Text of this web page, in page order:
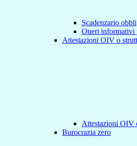
Scadenzario
Oneri informativi
Attestazioni OIV o
Attestazioni OIV
Burocrazia zero